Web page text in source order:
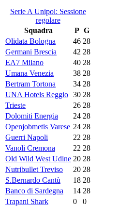
Serie A Unipol: Sessione
regolare
Squadra
P G
Olidata Bologna
46 28
Germani Brescia
42 28
EA7 Milano
40 28
Umana Venezia
38 28
Bertram Tortona
34 28
UNA Hotels Reggio 30 28
Trieste
26 28
Dolomiti Energia
24 28
Openjobmetis Varese 24 28
Guerri Napoli
22 28
Vanoli Cremona
22 28
Old Wild West Udine 20 28
Nutribullet Treviso
20 28
S.Bernardo Cantù
18 28
Banco di Sardegna
14 28
Trapani Shark
0 0